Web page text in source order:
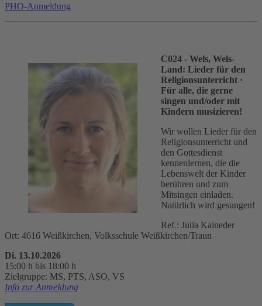
PHO-Anmeldung
C024 - Wels, Wels-
Land: Lieder für den
Religionsunterricht ·
Für alle, die gerne
singen und/oder mit
Kindern musizieren!
Wir wollen Lieder für den
Religionsunterricht und
den Gottesdienst
kennenlernen, die die
Lebenswelt der Kinder
berühren und zum
Mitsingen einladen.
Natürlich wird gesungen!
Ref.: Julia Kaineder
Ort: 4616 Weißkirchen, Volksschule Weißkirchen/Traun
Di. 13.10.2026
15:00 h bis 18:00 h
Zielgruppe: MS, PTS, ASO, VS
Info zur Anmeldung